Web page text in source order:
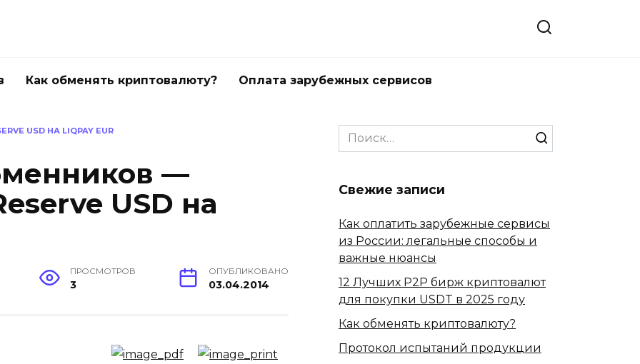
Как обменять криптовалюту? Оплата зарубежных сервисов
USD НА LIQPAY EUR
—
USD на
ПРОСМОТРОВ
3
ОПУБЛИКОВАНО
03.04.2014
Search
for:
Свежие записи
Как оплатить зарубежные сервисы
из России: легальные способы и
важные нюансы
12 Лучших P2P бирж криптовалют
для покупки USDT в 2025 году
Как обменять криптовалюту?
Протокол испытаний продукции